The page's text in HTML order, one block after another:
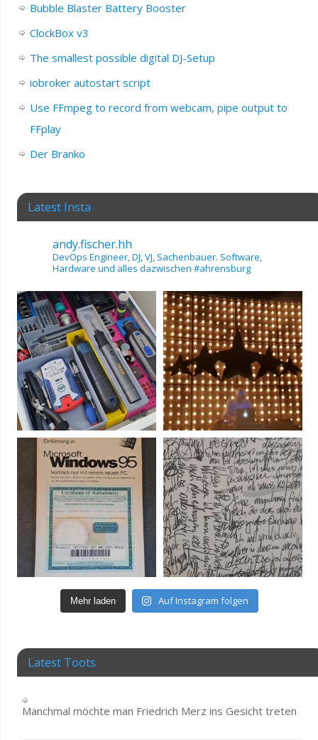
Bubble Blaster Battery Booster
ClockBox v3
The smallest possible digital DJ-Setup
iobroker autostart script
Use FFmpeg to record from webcam, pipe output to
FFplay
Der Branko
Latest Insta
andy.fischer.hh
DevOps Engineer, DJ, VJ, Sachenbauer. Software,
Hardware und alles dazwischen #ahrensburg
Mehr laden Auf Instagram folgen
Latest Toots
Manchmal möchte man Friedrich Merz ins Gesicht treten